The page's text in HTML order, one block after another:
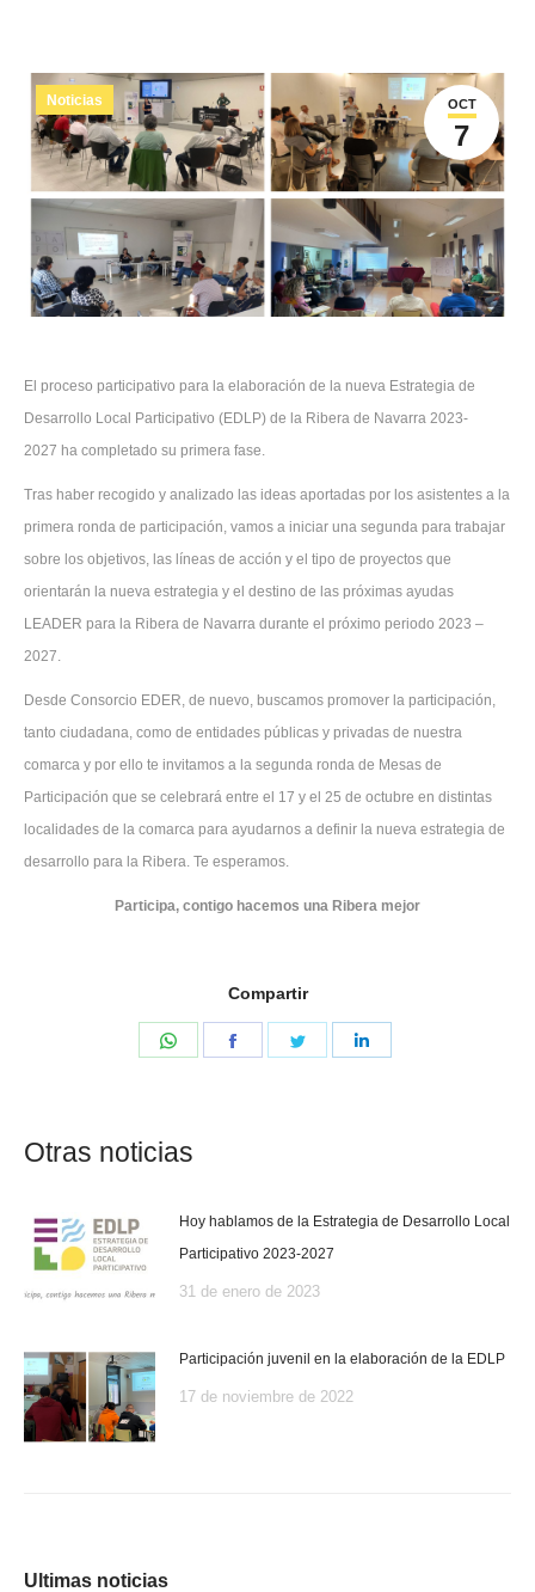
OCT
7
Noticias
El proceso participativo para la elaboración de la nueva Estrategia de
Desarrollo Local Participativo (EDLP) de la Ribera de Navarra 2023-
2027 ha completado su primera fase.
Tras haber recogido y analizado las ideas aportadas por los asistentes a la
primera ronda de participación, vamos a iniciar una segunda para trabajar
sobre los objetivos, las líneas de acción y el tipo de proyectos que
orientarán la nueva estrategia y el destino de las próximas ayudas
LEADER para la Ribera de Navarra durante el próximo periodo 2023 –
2027.
Desde Consorcio EDER, de nuevo, buscamos promover la participación,
tanto ciudadana, como de entidades públicas y privadas de nuestra
comarca y por ello te invitamos a la segunda ronda de Mesas de
Participación que se celebrará entre el 17 y el 25 de octubre en distintas
localidades de la comarca para ayudarnos a definir la nueva estrategia de
desarrollo para la Ribera. Te esperamos.
Participa, contigo hacemos una Ribera mejor
Compartir
Share
Share
Share
Otras noticias
Hoy hablamos de la Estrategia de Desarrollo Local
Participativo 2023-2027
31 de enero de 2023
Participación juvenil en la elaboración de la EDLP
17 de noviembre de 2022
Ultimas noticias